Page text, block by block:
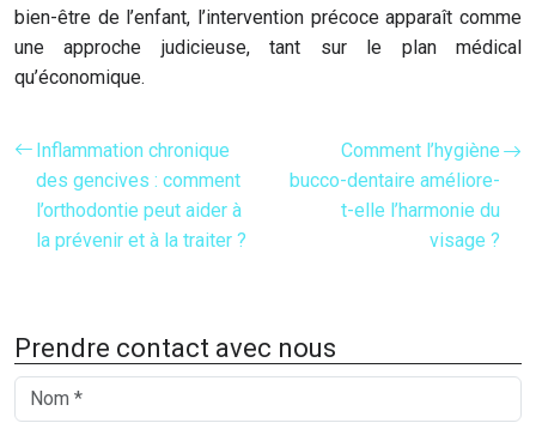
bien-être de l’enfant, l’intervention précoce apparaît comme
une approche judicieuse, tant sur le plan médical
qu’économique.
Inflammation chronique
des gencives : comment
l’orthodontie peut aider à
la prévenir et à la traiter ?
Comment l’hygiène
bucco-dentaire améliore-
t-elle l’harmonie du
visage ?
Prendre contact avec nous